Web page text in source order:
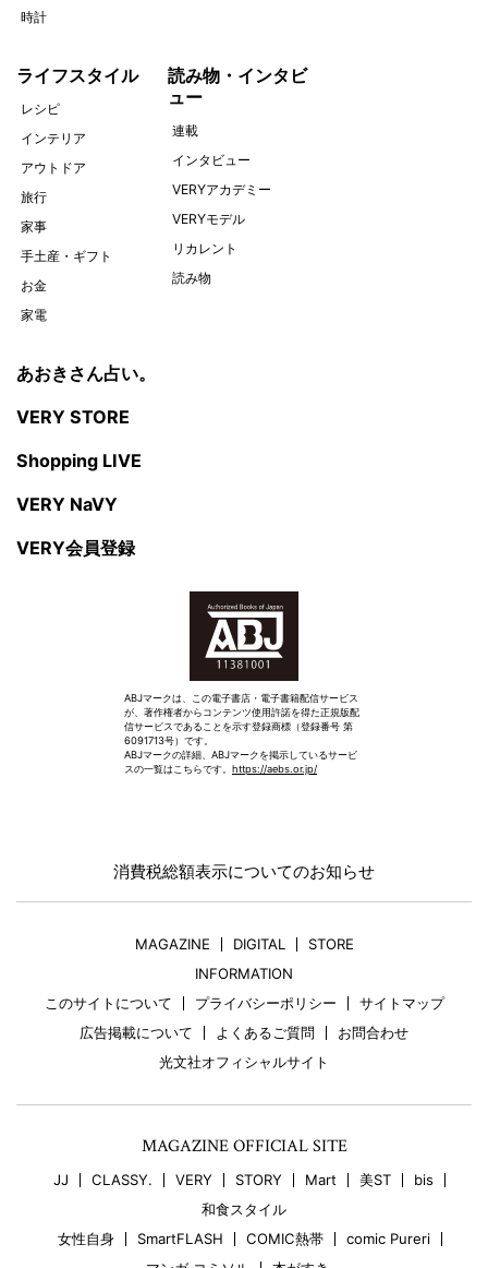
時計
ライフスタイル
レシピ
インテリア
アウトドア
旅行
家事
手土産・ギフト
お金
家電
読み物・インタビ
ュー
連載
インタビュー
VERYアカデミー
VERYモデル
リカレント
読み物
あおきさん占い。
VERY STORE
Shopping LIVE
VERY NaVY
VERY会員登録
ABJマークは、この電子書店・電子書籍配信サービス
が、著作権者からコンテンツ使用許諾を得た正規版配
信サービスであることを示す登録商標（登録番号 第
6091713号）です。
ABJマークの詳細、ABJマークを掲示しているサービ
スの一覧はこちらです。 https://aebs.or.jp/
消費税総額表示についてのお知らせ
MAGAZINE DIGITAL
STORE
INFORMATION
このサイトについて
プライバシーポリシー
サイトマップ
広告掲載について
よくあるご質問
お問合わせ
光文社オフィシャルサイト
MAGAZINE OFFICIAL SITE
JJ CLASSY. VERY STORY Mart 美ST
bis
和食スタイル
女性自身
SmartFLASH COMIC熱帯
comic Pureri